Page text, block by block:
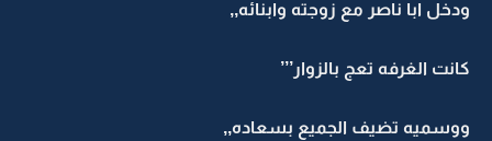
ودخل ابا ناصر مع زوجته وابنائه,,
كانت الغرفه تعج بالزوار’’’
ووسميه تضيف الجميع بسعاده,,